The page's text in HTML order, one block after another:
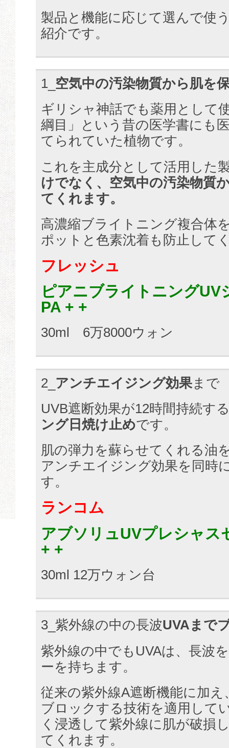
製品と機能に応じて選んで使
紹介です。
1_ 空気中の汚染物質から肌を
ギリシャ神話でも薬用として
綱目」という昔の医学書にも
てられていた植物です。
これを主成分として活用した
けでなく、空気中の汚染物質
てくれます。
高濃縮ブライトニング複合体
ポットと色素沈着も防止して
フレッシュ
ピアニブライトニングUV
PA + +
30ml 6万8000ウォン
2_ アンチエイジング効果まで
UVB遮断効果が12時間持続す
ング日焼け止めです。
肌の弾力を蘇らせてくれる油
アンチエイジング効果を同時
す。
ランコム
アブソリュUVプレシャス
+ +
30ml 12万ウォン台
3_紫外線の中の長波UVAまで
紫外線の中でもUVAは、長波
ーを持ちます。
従来の紫外線A遮断機能に加え
ブロックする技術を適用して
く浸透して紫外線に肌が破損
てくれます。